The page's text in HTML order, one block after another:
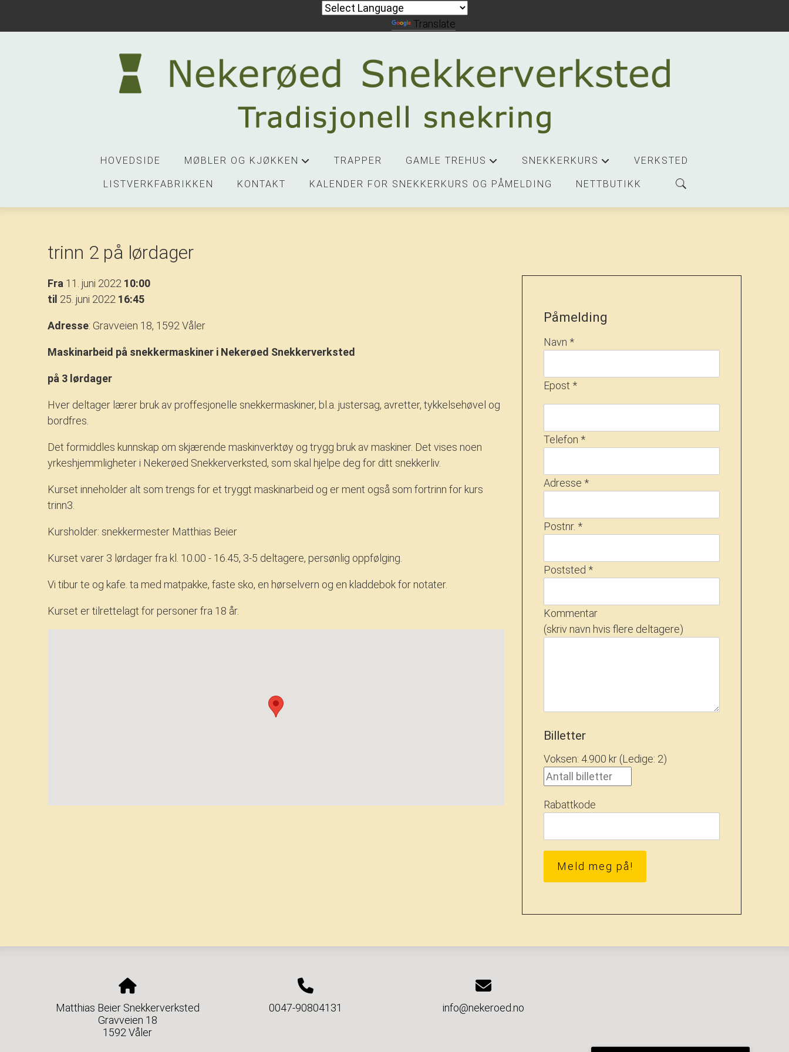
HOVEDSIDE MØBLER OG KJØKKEN TRAPPER GAMLE TREHUS SNEKKERKURS VERKSTED
LISTVERKFABRIKKEN KONTAKT KALENDER FOR SNEKKERKURS OG PÅMELDING NETTBUTIKK
trinn 2 på lørdager
Fra11. juni 2022 10:00
til 25. juni 2022 16:45
Adresse: Gravveien 18, 1592 Våler
Maskinarbeid på snekkermaskiner i Nekerøed Snekkerverksted
på 3 lørdager
Hver deltager lærer bruk av proffesjonelle snekkermaskiner, bl.a. justersag, avretter, tykkelsehøvel og
bordfres.
Det formiddles kunnskap om skjærende maskinverktøy og trygg bruk av maskiner. Det vises noen
yrkeshjemmligheter i Nekerøed Snekkerverksted, som skal hjelpe deg for ditt snekkerliv.
Kurset inneholder alt som trengs for et tryggt maskinarbeid og er ment også som fortrinn for kurs
trinn3.
Kursholder: snekkermester Matthias Beier
Kurset varer 3 lørdager fra kl. 10.00 - 16.45, 3-5 deltagere, persønlig oppfølging.
Vi tibur te og kafe. ta med matpakke, faste sko, en hørselvern og en kladdebok for notater.
Kurset er tilrettelagt for personer fra 18 år.
Påmelding
Navn *
Epost *
Telefon *
Adresse *
Postnr. *
Poststed *
Kommentar
(skriv navn hvis flere deltagere)
Billetter
Voksen: 4.900 kr (Ledige: 2)
Rabattkode
Meld meg på!
Translate
Matthias Beier Snekkerverksted
Gravveien 18
1592 Våler
0047-90804131 info@nekeroed.no